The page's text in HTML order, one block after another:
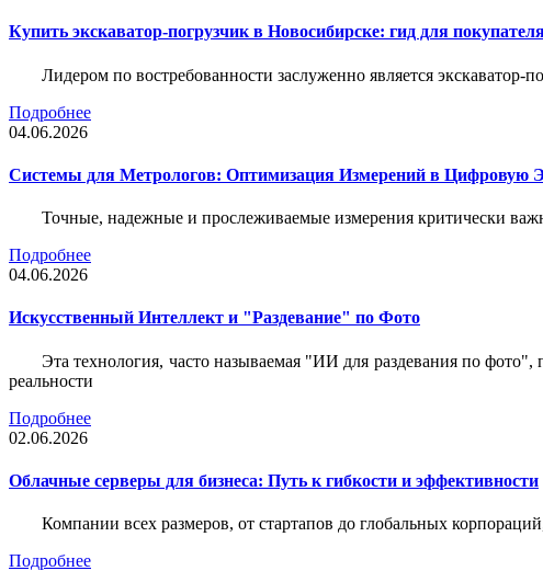
Купить экскаватор-погрузчик в Новосибирске: гид для
Лидером по востребованности заслуженно является
Подробнее
04.06.2026
Системы для Метрологов: Оптимизация Измерений в Цифровую
Точные, надежные и прослеживаемые измерения критически
Подробнее
04.06.2026
Искусственный Интеллект и "Раздевание" по Фото
Эта технология, часто называемая "ИИ для раздевания по
реальности
Подробнее
02.06.2026
Облачные серверы для бизнеса: Путь к гибкости и эффективности
Компании всех размеров, от стартапов до глобальных
Подробнее